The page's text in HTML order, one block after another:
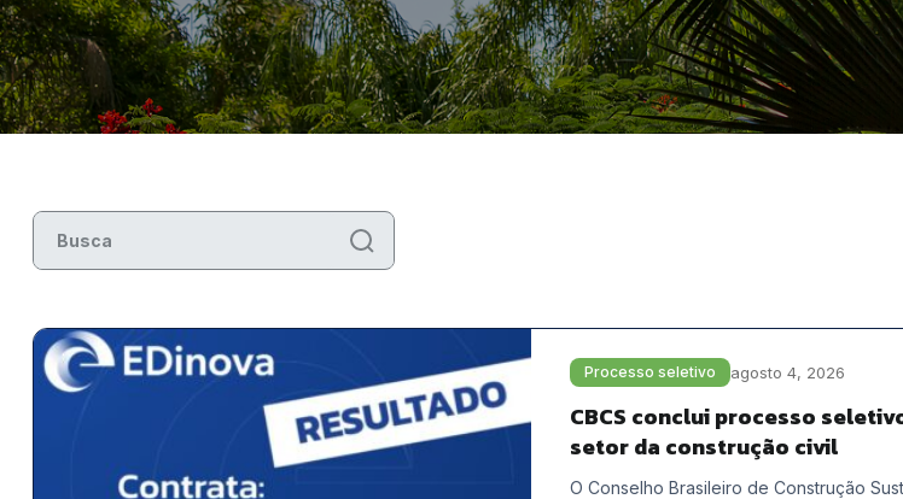
Processo seletivo agosto 4, 2026
CBCS conclui processo
setor da construção civil
O Conselho Brasileiro de Construção